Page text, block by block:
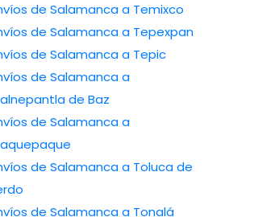
de Salamanca a Temixco
de Salamanca a Tepexpan
de Salamanca a Tepic
de Salamanca a
de Baz
de Salamanca a
de Salamanca a Toluca de
de Salamanca a Tonalá